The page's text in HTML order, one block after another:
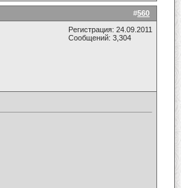
#560
Регистрация: 24.09.2011
Сообщений: 3,304